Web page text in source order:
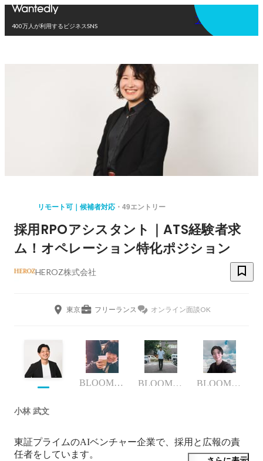
400万人が利用するビジネスSNS
アプリを使う
リモート可｜候補者対応 49エントリー
採用RPOアシスタント｜ATS経験者求
ム！オペレーション特化ポジション
HEROZ株式会社
東京 フリーランス オンライン面談OK
BLOOMWORKS & HEROZ Recruiter Specialist BLOOMWORKS事業部 BLOOM WORKS事業部
小林 武文
東証プライムのAIベンチャー企業で、採用と広報の責
任者をしています。